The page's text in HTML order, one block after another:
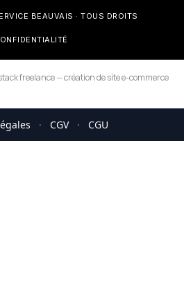
BEAUVAIS · TOUS DROITS
freelance—création de site e-commerce
· CGV · CGU